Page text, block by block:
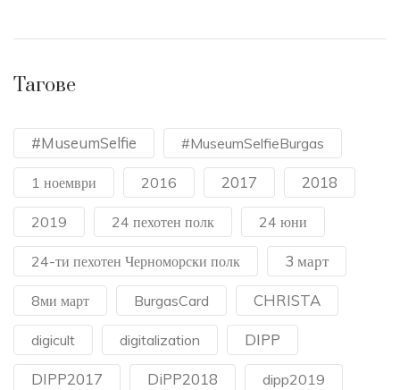
Тагове
#MuseumSelfie #MuseumSelfieBurgas
1 ноември 2016 2017 2018
2019 24 пехотен полк 24 юни
24-ти пехотен Черноморски полк 3 март
8ми март BurgasCard CHRISTA
digicult digitalization DIPP
DIPP2017 DiPP2018 dipp2019